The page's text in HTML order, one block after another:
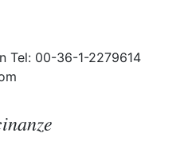
Tel: 00-36-1-2279614